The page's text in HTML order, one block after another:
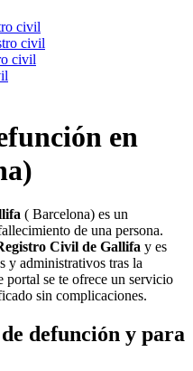
civil
civil
civil
en
( Barcelona) es un
de una persona.
Civil de Gallifa y es
y administrativos tras la
portal se te ofrece un servicio
sin complicaciones.
defunción y para